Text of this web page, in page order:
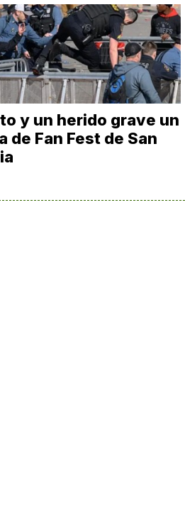
y un herido grave un
de Fan Fest de San